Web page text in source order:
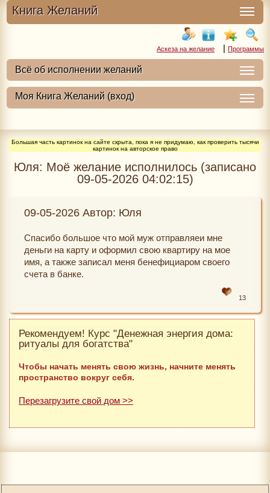
Книга Желаний
Аскеза на желание | Программы
Большая часть картинок на сайте скрыта, пока я не придумаю, как проверить тысячи
картинок на авторское право
Юля: Моё желание исполнилось (записано
09-05-2026 04:02:15)
09-05-2026 Автор: Юля
Спасибо большое что мой муж отправляеи мне
деньги на карту и оформил свою квартиру на мое
имя, а также записал меня бенефициаром своего
счета в банке.
13
Рекомендуем! Курс "Денежная энергия дома:
ритуалы для богатства"
Чтобы начать менять свою жизнь, начните менять
пространство вокруг себя.
Перезагрузите свой дом >>